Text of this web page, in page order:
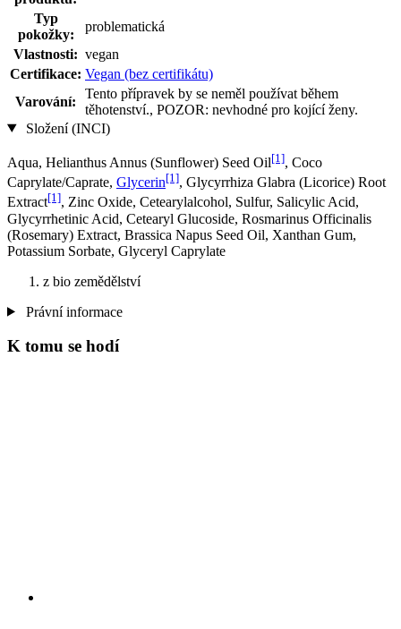
Typ
pokožky:
problematická
Vlastnosti: vegan
Certifikace: Vegan (bez certifikátu)
Varování:
Tento přípravek by se neměl používat během
těhotenství., POZOR: nevhodné pro kojící ženy.
Složení (INCI)
Aqua, Helianthus Annus (Sunflower) Seed Oil[1], Coco
Caprylate/Caprate, Glycerin[1], Glycyrrhiza Glabra (Licorice) Root
Extract[1], Zinc Oxide, Cetearylalcohol, Sulfur, Salicylic Acid,
Glycyrrhetinic Acid, Cetearyl Glucoside, Rosmarinus Officinalis
(Rosemary) Extract, Brassica Napus Seed Oil, Xanthan Gum,
Potassium Sorbate, Glyceryl Caprylate
z bio zemědělství
Právní informace
K tomu se hodí